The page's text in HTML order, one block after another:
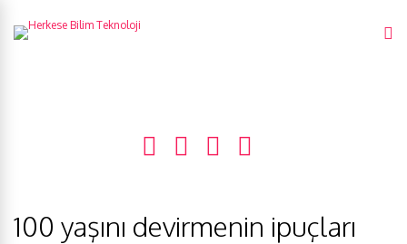
100 yaşını devirmenin ipuçları